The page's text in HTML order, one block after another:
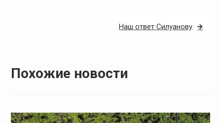
Наш ответ Силуанову
Похожие новости